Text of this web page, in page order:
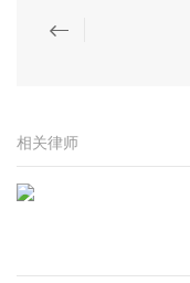
相关律师